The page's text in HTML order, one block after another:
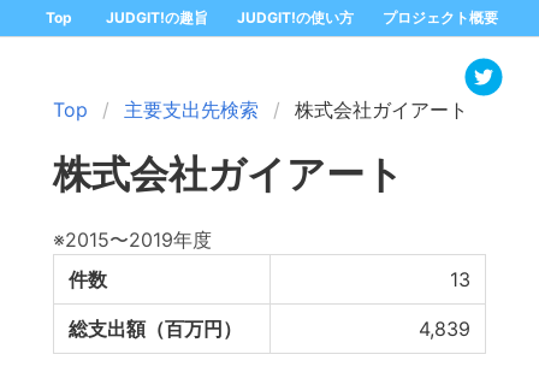
Top JUDGIT!の趣旨 JUDGIT!の使い方 プロジェクト概要
Top 主要支出先検索 株式会社ガイアート
株式会社ガイアート
※2015〜2019年度
件数
13
総支出額（百万円） 4,839